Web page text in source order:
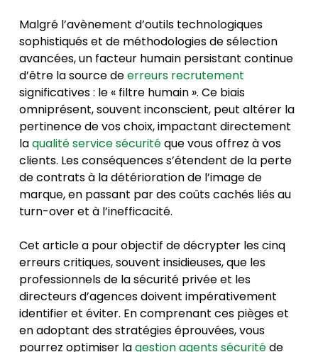
Malgré l’avènement d’outils technologiques
sophistiqués et de méthodologies de sélection
avancées, un facteur humain persistant continue
d’être la source deerreurs recrutement
significatives : le « filtre humain ». Ce biais
omniprésent, souvent inconscient, peut altérer la
pertinence de vos choix, impactant directement
laqualité service sécuritéque vous offrez à vos
clients. Les conséquences s’étendent de la perte
de contrats à la détérioration de l’image de
marque, en passant par des coûts cachés liés au
turn-over et à l’inefficacité.
Cet article a pour objectif de décrypter les cinq
erreurs critiques, souvent insidieuses, que les
professionnels de la sécurité privée et les
directeurs d’agences doivent impérativement
identifier et éviter. En comprenant ces pièges et
en adoptant des stratégies éprouvées, vous
pourrez optimiser lagestion agents sécuritéde